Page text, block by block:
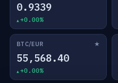
0.9339
+0.00%
BTC/EUR ★
55,568.40
+0.00%